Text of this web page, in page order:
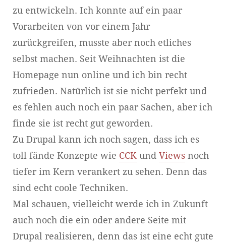
zu entwickeln. Ich konnte auf ein paar
Vorarbeiten von vor einem Jahr
zurückgreifen, musste aber noch etliches
selbst machen. Seit Weihnachten ist die
Homepage nun online und ich bin recht
zufrieden. Natürlich ist sie nicht perfekt und
es fehlen auch noch ein paar Sachen, aber ich
finde sie ist recht gut geworden.
Zu Drupal kann ich noch sagen, dass ich es
toll fände Konzepte wie CCK und Views noch
tiefer im Kern verankert zu sehen. Denn das
sind echt coole Techniken.
Mal schauen, vielleicht werde ich in Zukunft
auch noch die ein oder andere Seite mit
Drupal realisieren, denn das ist eine echt gute